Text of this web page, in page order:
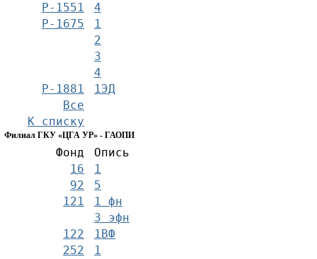
Р-1551
4
Р-1675
1
2
3
4
Р-1881
1ЭД
Все
К списку
Филиал ГКУ «ЦГА УР» - ГАОПИ
Фонд
Опись
16
1
92
5
121
1 фн
3 эфн
122
1ВФ
252
1